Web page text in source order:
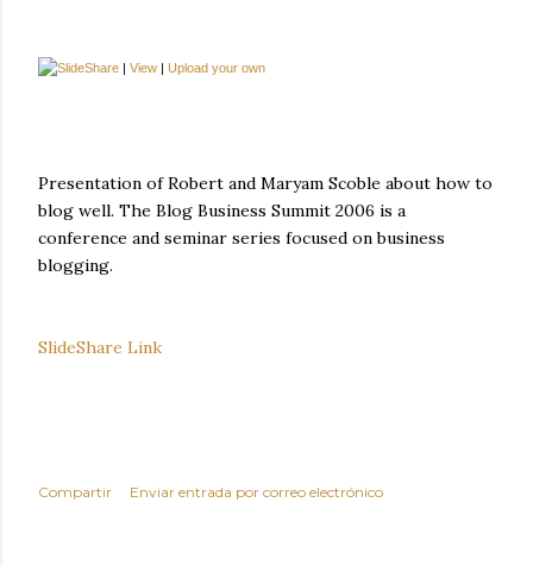
| View | Upload your own
Presentation of Robert and Maryam Scoble about how to
blog well. The Blog Business Summit 2006 is a
conference and seminar series focused on business
blogging.
SlideShare Link
Compartir Enviar entrada por correo electrónico